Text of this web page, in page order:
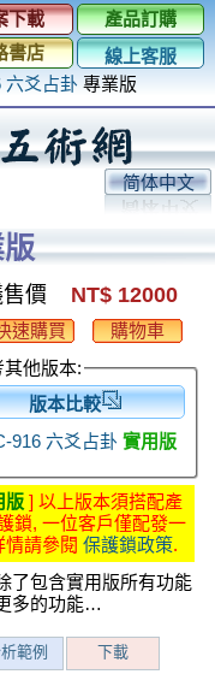
下載
產品訂購
書店
線上客服
六爻占卦 專業版
简体中文
價 NT$ 12000
購物車
速購買
其他版本:
版本比較
916 六爻占卦實用版
版 ] 以上版本須搭配產
鎖, 一位客戶僅配發一
情請參閱保護鎖政策.
了包含實用版所有功能
多的功能…
範例 下載